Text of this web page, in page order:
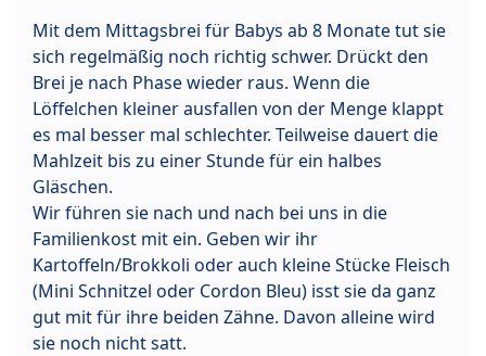
Mit dem Mittagsbrei für Babys ab 8 Monate tut sie
sich regelmäßig noch richtig schwer. Drückt den
Brei je nach Phase wieder raus. Wenn die
Löffelchen kleiner ausfallen von der Menge klappt
es mal besser mal schlechter. Teilweise dauert die
Mahlzeit bis zu einer Stunde für ein halbes
Gläschen.
Wir führen sie nach und nach bei uns in die
Familienkost mit ein. Geben wir ihr
Kartoffeln/Brokkoli oder auch kleine Stücke Fleisch
(Mini Schnitzel oder Cordon Bleu) isst sie da ganz
gut mit für ihre beiden Zähne. Davon alleine wird
sie noch nicht satt.